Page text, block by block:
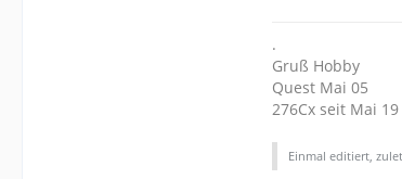
.
Gruß Hobby
Quest Mai 05
276Cx seit Mai 19
Einmal editiert,